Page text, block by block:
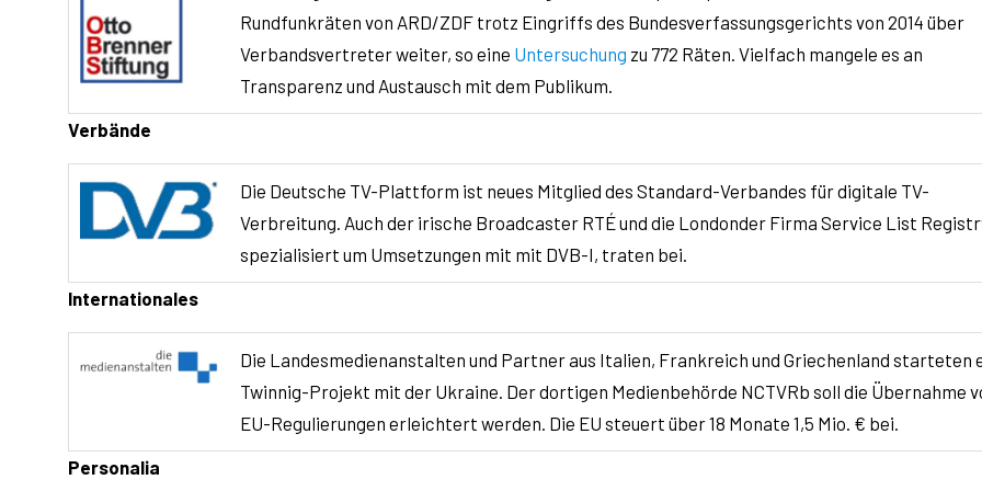
Rundfunkräten von ARD/ZDF trotz Eingriffs des Bundesverfassungsgerichts von 2014 über
Verbandsvertreter weiter, so eine Untersuchung zu 772 Räten. Vielfach mangele es an
Transparenz und Austausch mit dem Publikum.
Verbände
Die Deutsche TV-Plattform ist neues Mitglied des Standard-Verbandes für digitale TV-
Verbreitung. Auch der irische Broadcaster RTÉ und die Londonder Firma Service List
spezialisiert um Umsetzungen mit mit DVB-I, traten bei.
Internationales
Die Landesmedienanstalten und Partner aus Italien, Frankreich und Griechenland starteten
Twinnig-Projekt mit der Ukraine. Der dortigen Medienbehörde NCTVRb soll die Übernahme
EU-Regulierungen erleichtert werden. Die EU steuert über 18 Monate 1,5 Mio. € bei.
Personalia